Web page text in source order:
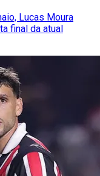
Lucas Moura
final da atual